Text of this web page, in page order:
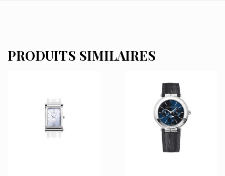
PRODUITS SIMILAIRES